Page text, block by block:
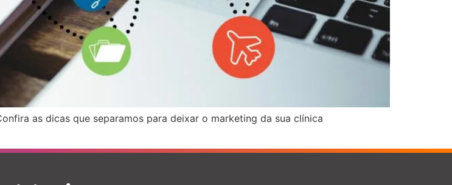
as dicas que separamos para deixar o marketing da sua clínica